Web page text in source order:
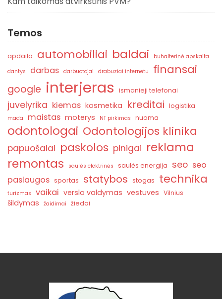
Temos
apdaila automobiliai baldai
buhalterinė apskaita
dantys
darbas darbuotojai drabuziai internetu finansai
google interjeras ismanieji telefonai
juvelyrika kiemas kosmetika kreditai logistika
mada maistas moterys NT pirkimas nuoma
odontologai Odontologijos klinika
papuošalai paskolos pinigai reklama
remontas
saulės elektrinės saulės energija seo seo
paslaugos sportas statybos stogas technika
turizmas vaikai verslo valdymas vestuves Vilnius
šildymas žaidimai žiedai